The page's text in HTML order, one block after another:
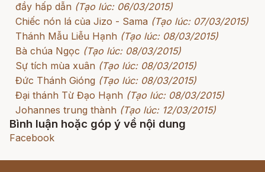
đầy hấp dẫn (Tạo lúc: 06/03/2015)
Chiếc nón lá của Jizo - Sama (Tạo lúc: 07/03/2015)
Thánh Mẫu Liễu Hạnh (Tạo lúc: 08/03/2015)
Bà chúa Ngọc (Tạo lúc: 08/03/2015)
Sự tích mùa xuân (Tạo lúc: 08/03/2015)
Đức Thánh Gióng (Tạo lúc: 08/03/2015)
Đại thánh Từ Đạo Hạnh (Tạo lúc: 08/03/2015)
Johannes trung thành (Tạo lúc: 12/03/2015)
Bình luận hoặc góp ý về nội dung
Facebook